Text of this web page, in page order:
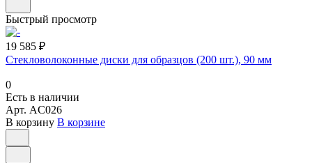
Быстрый просмотр
19 585 ₽
Стекловолоконные диски для образцов (200 шт.), 90 мм
0
Есть в наличии
Арт. AC026
В корзину В корзине